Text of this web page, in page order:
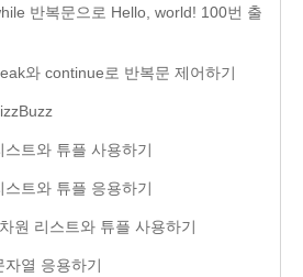
반복문으로 Hello, world! 100번 출
와 continue로 반복문 제어하기
스트와 튜플 사용하기
스트와 튜플 응용하기
원 리스트와 튜플 사용하기
자열 응용하기